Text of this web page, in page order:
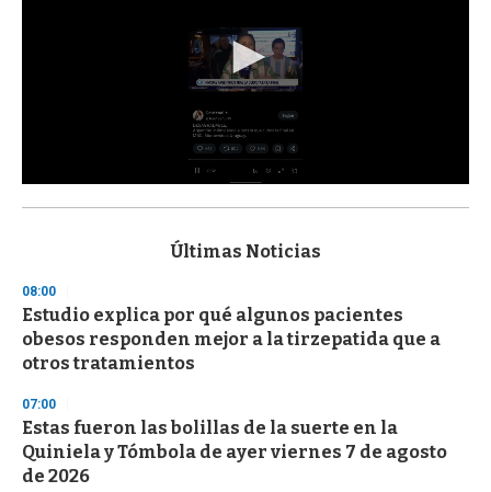
s
d
s
o
f
3
s
e
c
o
n
Últimas Noticias
08:00
Estudio explica por qué algunos pacientes
obesos responden mejor a la tirzepatida que a
otros tratamientos
07:00
Estas fueron las bolillas de la suerte en la
Quiniela y Tómbola de ayer viernes 7 de agosto
de 2026